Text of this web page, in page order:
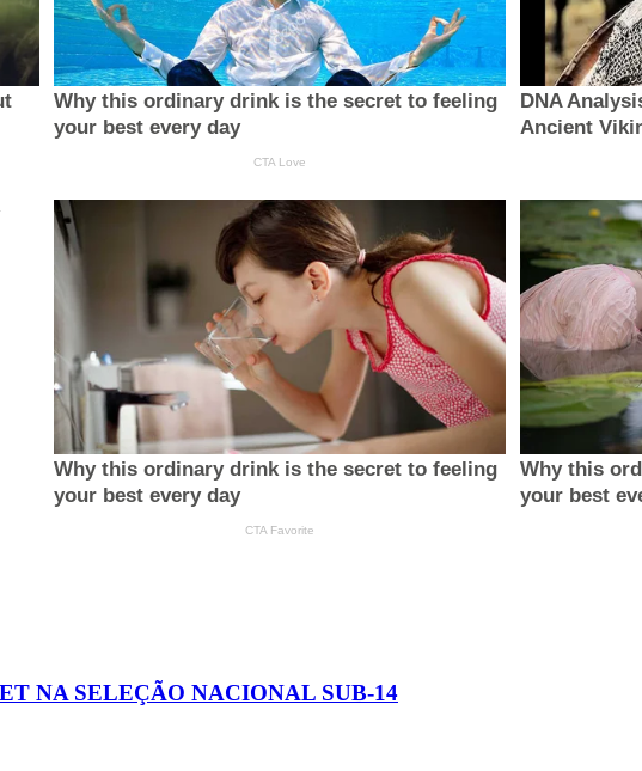
NA SELEÇÃO NACIONAL SUB-14